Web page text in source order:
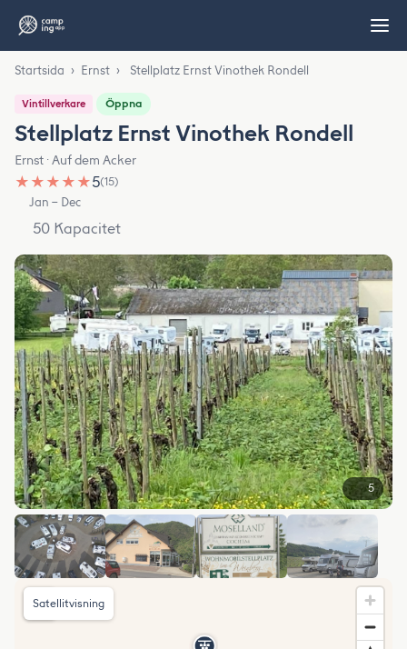
Startsida › Ernst › Stellplatz Ernst Vinothek Rondell
Vintillverkare Öppna
Stellplatz Ernst Vinothek Rondell
Ernst · Auf dem Acker
★ ★ ★ ★ ★5(15)
Jan – Dec
50 Kapacitet
5
Satellitvisning